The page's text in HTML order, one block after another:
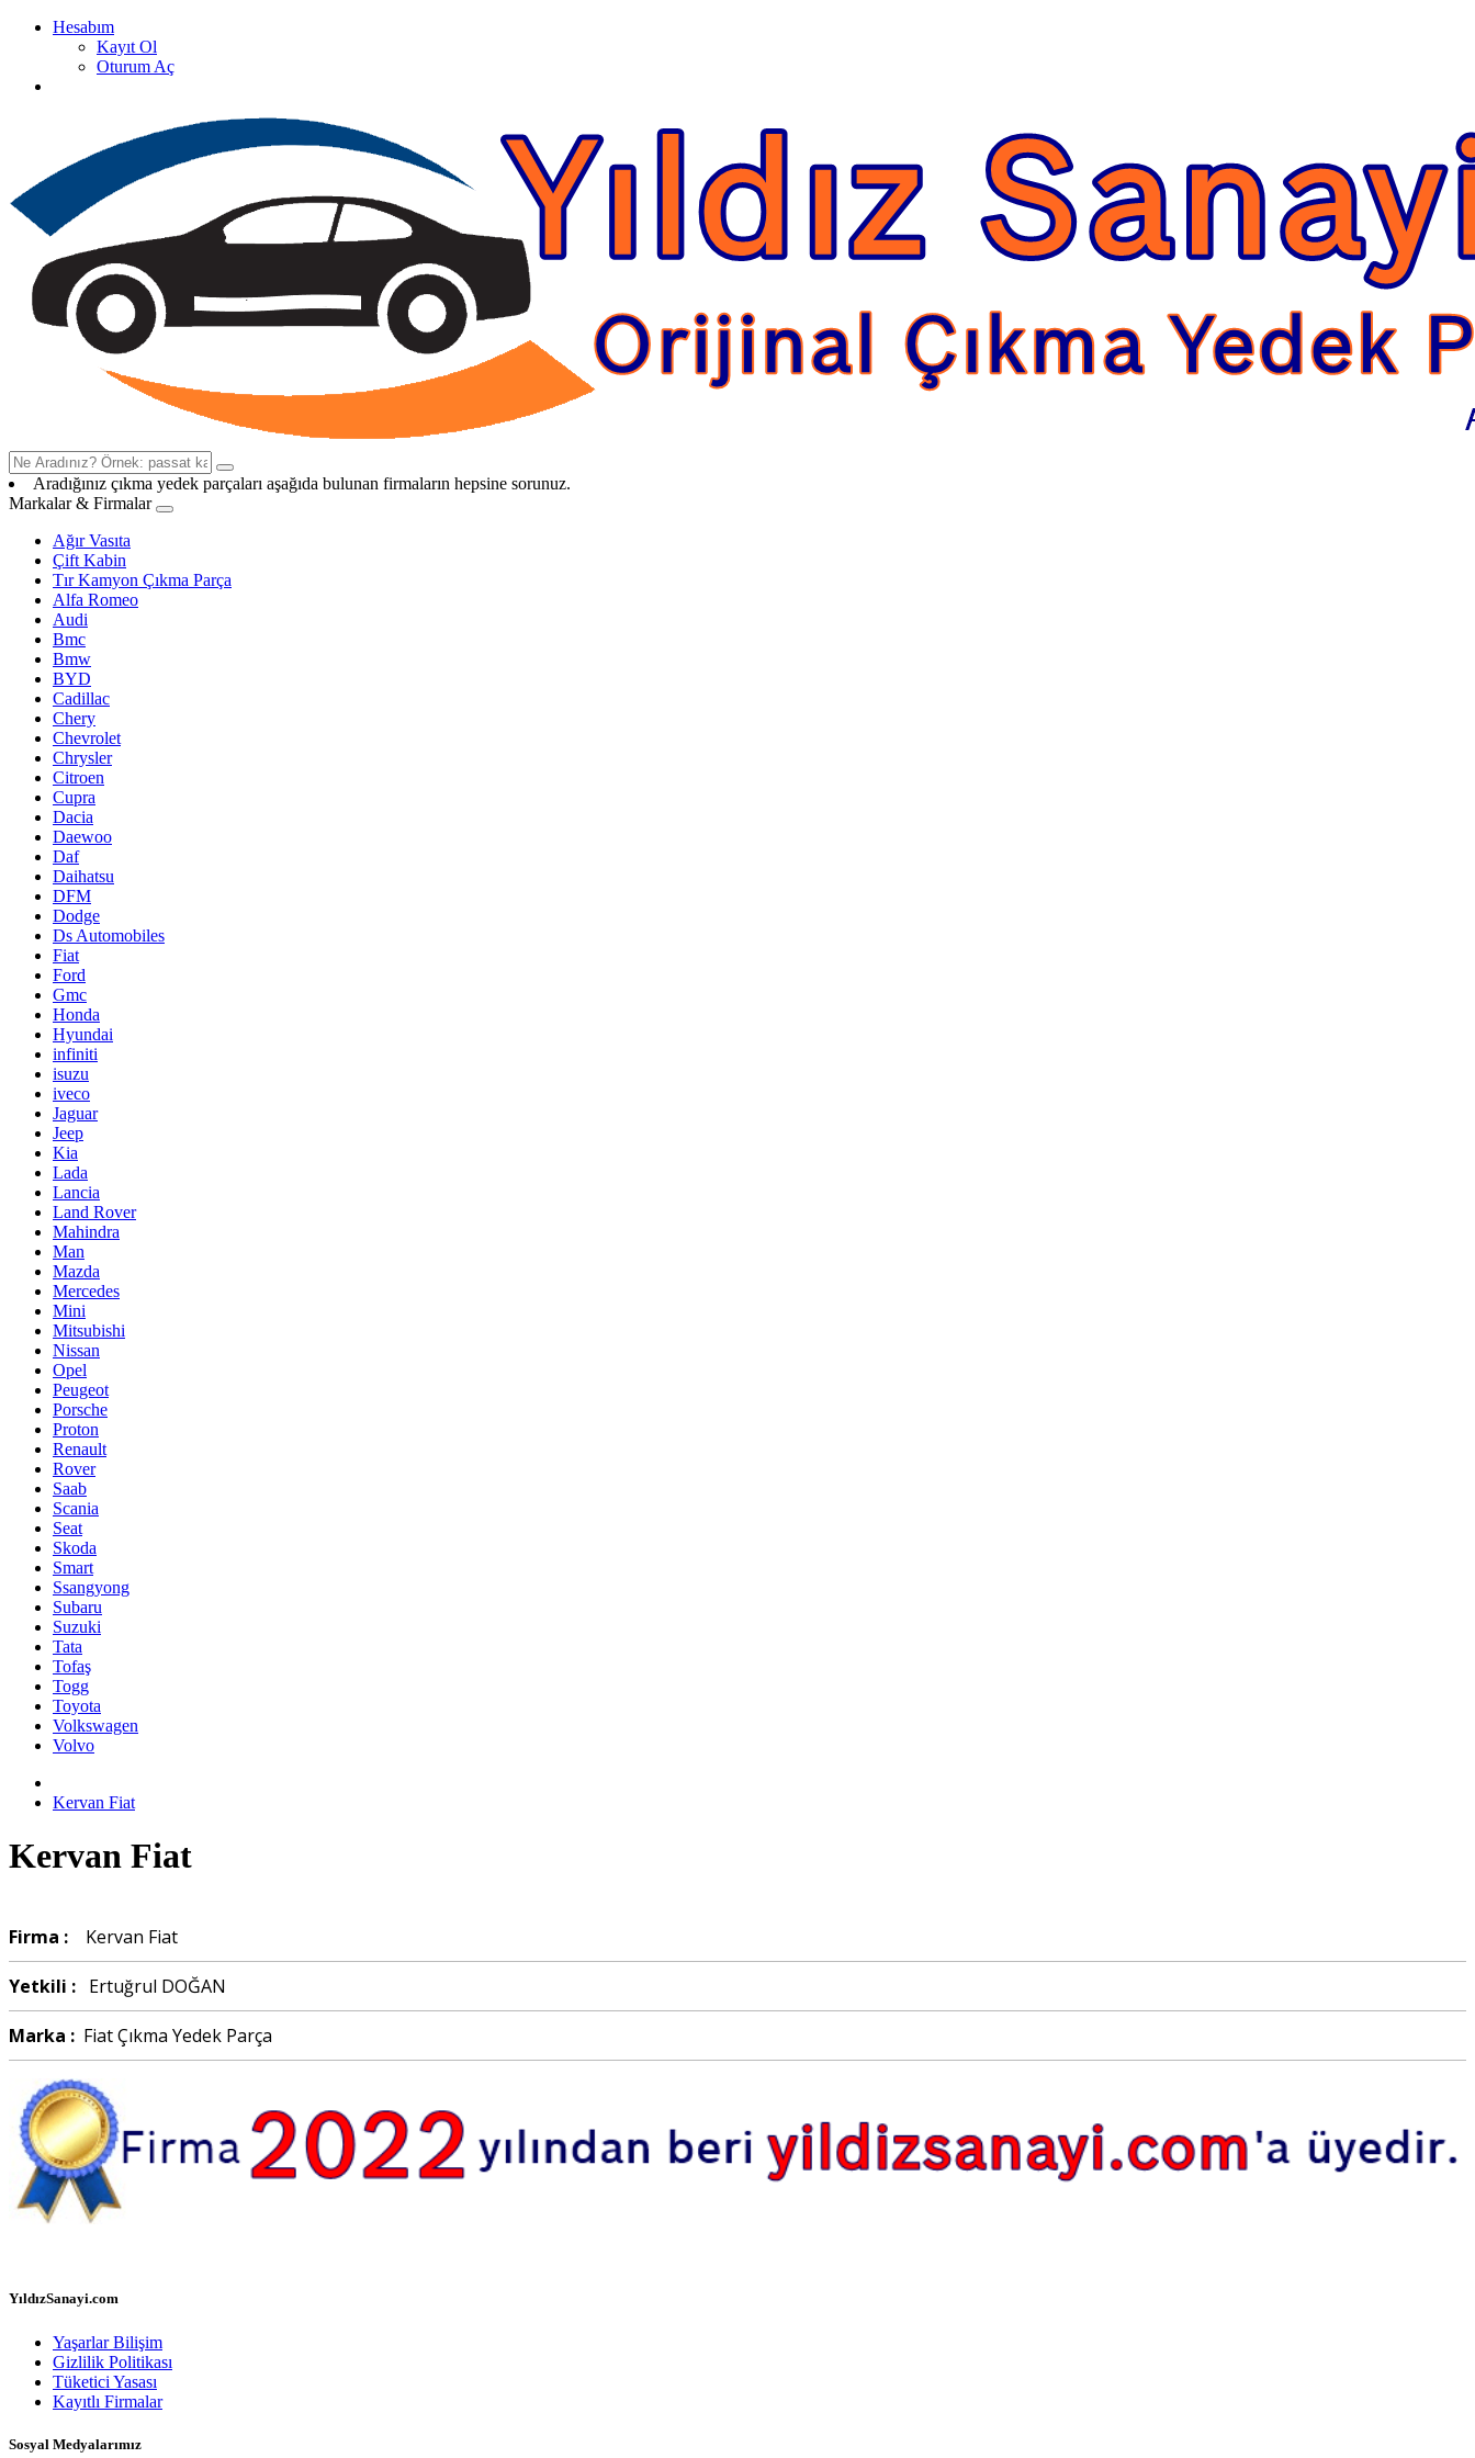
Hesabım
Kayıt Ol
Oturum Aç
Aradığınız çıkma yedek parçaları aşağıda bulunan firmaların hepsine sorunuz.
Markalar & Firmalar
Ağır Vasıta
Çift Kabin
Tır Kamyon Çıkma Parça
Alfa Romeo
Audi
Bmc
Bmw
BYD
Cadillac
Chery
Chevrolet
Chrysler
Citroen
Cupra
Dacia
Daewoo
Daf
Daihatsu
DFM
Dodge
Ds Automobiles
Fiat
Ford
Gmc
Honda
Hyundai
infiniti
isuzu
iveco
Jaguar
Jeep
Kia
Lada
Lancia
Land Rover
Mahindra
Man
Mazda
Mercedes
Mini
Mitsubishi
Nissan
Opel
Peugeot
Porsche
Proton
Renault
Rover
Saab
Scania
Seat
Skoda
Smart
Ssangyong
Subaru
Suzuki
Tata
Tofaş
Togg
Toyota
Volkswagen
Volvo
Kervan Fiat
Kervan Fiat
Firma : Kervan Fiat
Yetkili : Ertuğrul DOĞAN
Marka : Fiat Çıkma Yedek Parça
YıldızSanayi.com
Yaşarlar Bilişim
Gizlilik Politikası
Tüketici Yasası
Kayıtlı Firmalar
Sosyal Medyalarımız